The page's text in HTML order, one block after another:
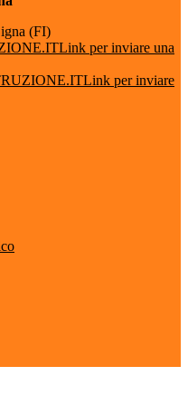
(FI)
Link per inviare una
Link per inviare